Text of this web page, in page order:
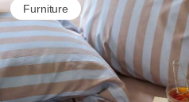
Furniture